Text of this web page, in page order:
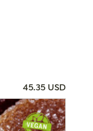
45.35 USD